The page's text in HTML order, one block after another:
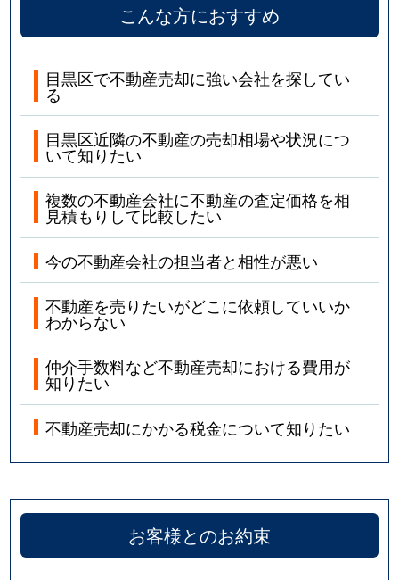
こんな方におすすめ
目黒区で不動産売却に強い会社を探してい
る
目黒区近隣の不動産の売却相場や状況につ
いて知りたい
複数の不動産会社に不動産の査定価格を相
見積もりして比較したい
今の不動産会社の担当者と相性が悪い
不動産を売りたいがどこに依頼していいか
わからない
仲介手数料など不動産売却における費用が
知りたい
不動産売却にかかる税金について知りたい
お客様とのお約束